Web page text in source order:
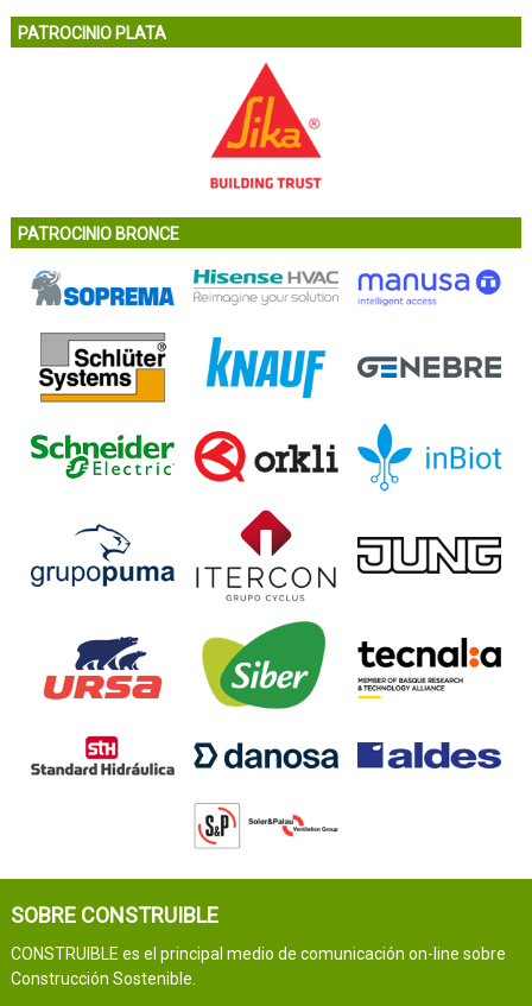
PATROCINIO PLATA
PATROCINIO BRONCE
SOBRE CONSTRUIBLE
CONSTRUIBLE es el principal medio de comunicación on-line sobre
Construcción Sostenible.